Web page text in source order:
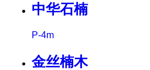
中华石楠
P-4m
金丝楠木